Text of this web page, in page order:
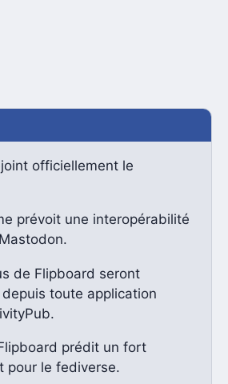
officiellement le
prévoit une interopérabilité
de Flipboard seront
toute application
prédit un fort
pour le fediverse.